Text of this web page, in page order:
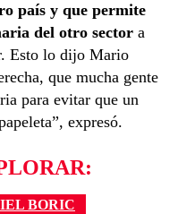
país y que permite
del otro sector a
Esto lo dijo Mario
que mucha gente
para evitar que un
expresó.
BORIC